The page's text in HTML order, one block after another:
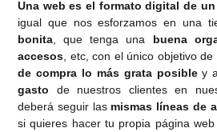
Una web es el formato digital de
igual que nos esforzamos en una
bonita , que tenga una buena
accesos , etc, con el único objetivo
de compra lo más grata posibley
gasto de nuestros clientes en
deberá seguir las mismas líneas de
si quieres hacer tu propia página